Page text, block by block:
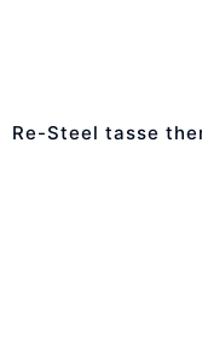
Re-Steel tasse